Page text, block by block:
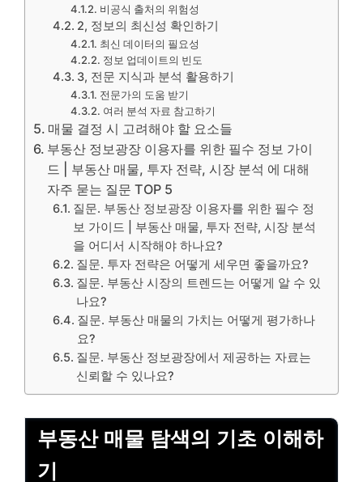
비공식 출처의 위험성
2, 정보의 최신성 확인하기
최신 데이터의 필요성
정보 업데이트의 빈도
3, 전문 지식과 분석 활용하기
전문가의 도움 받기
여러 분석 자료 참고하기
매물 결정 시 고려해야 할 요소들
부동산 정보광장 이용자를 위한 필수 정보 가이
드 | 부동산 매물, 투자 전략, 시장 분석 에 대해
자주 묻는 질문 TOP 5
질문. 부동산 정보광장 이용자를 위한 필수 정
보 가이드 | 부동산 매물, 투자 전략, 시장 분석
을 어디서 시작해야 하나요?
질문. 투자 전략은 어떻게 세우면 좋을까요?
질문. 부동산 시장의 트렌드는 어떻게 알 수 있
나요?
질문. 부동산 매물의 가치는 어떻게 평가하나
요?
질문. 부동산 정보광장에서 제공하는 자료는
신뢰할 수 있나요?
부동산 매물 탐색의 기초 이해하
기